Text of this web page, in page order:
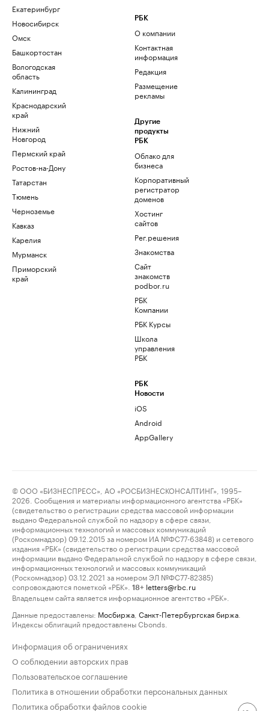
Екатеринбург
Новосибирск
Омск
Башкортостан
Вологодская
область
Калининград
Краснодарский
край
Нижний
Новгород
Пермский край
Ростов-на-Дону
Татарстан
Тюмень
Черноземье
Кавказ
Карелия
Мурманск
Приморский
край
РБК
О компании
Контактная
информация
Редакция
Размещение
рекламы
Другие
продукты
РБК
Облако для
бизнеса
Корпоративный
регистратор
доменов
Хостинг
сайтов
Рег.решения
Знакомства
Сайт
знакомств
podbor.ru
РБК
Компании
РБК Курсы
Школа
управления
РБК
РБК
Новости
iOS
Android
AppGallery
© ООО «БИЗНЕСПРЕСС», АО «РОСБИЗНЕСКОНСАЛТИНГ», 1995–
2026. Сообщения и материалы информационного агентства «РБК»
(свидетельство о регистрации средства массовой информации
выдано Федеральной службой по надзору в сфере связи,
информационных технологий и массовых коммуникаций
(Роскомнадзор) 09.12.2015 за номером ИА №ФС77-63848) и сетевого
издания «РБК» (свидетельство о регистрации средства массовой
информации выдано Федеральной службой по надзору в сфере связи,
информационных технологий и массовых коммуникаций
(Роскомнадзор) 03.12.2021 за номером ЭЛ №ФС77-82385)
сопровождаются пометкой «РБК».
18+ letters@rbc.ru
Владельцем сайта является информационное агентство «РБК».
Данные предоставлены: Мосбиржа Санкт-Петербургская биржа
Индексы облигаций предоставлены Cbonds.
Информация об ограничениях
О соблюдении авторских прав
Пользовательское соглашение
Политика в отношении обработки персональных данных
Политика обработки файлов cookie